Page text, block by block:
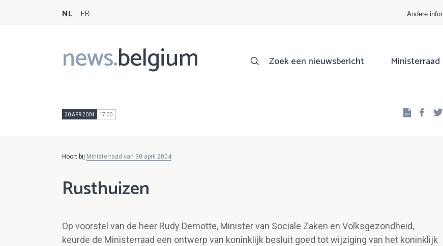
NL FR Andere
news.belgium
Main
navigation
Zoek een nieuwsbericht Ministerraad
30 APR 2004 17:00
Hoort bij Ministerraad van 30 april 2004
Rusthuizen
Op voorstel van de heer Rudy Demotte, Minister van Sociale Zaken en Volksgezondheid,
keurde de Ministerraad een ontwerp van koninklijk besluit goed tot wijziging van het koninklijk